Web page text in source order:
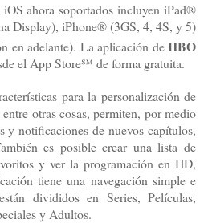
ahora soportados incluyen iPad®
Display), iPhone® (3GS, 4, 4S, y 5)
en adelante). La aplicación deHBO
el App Store℠ de forma gratuita.
para la personalización de
otras cosas, permiten, por medio
y notificaciones de nuevos capítulos,
es posible crear una lista de
y ver la programación en HD,
tiene una navegación simple e
divididos en Series, Películas,
y Adultos.